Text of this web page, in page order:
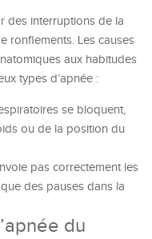
des interruptions de la
ronflements. Les causes
aux habitudes
types d’apnée :
se bloquent,
ou de la position du
pas correctement les
des pauses dans la
du